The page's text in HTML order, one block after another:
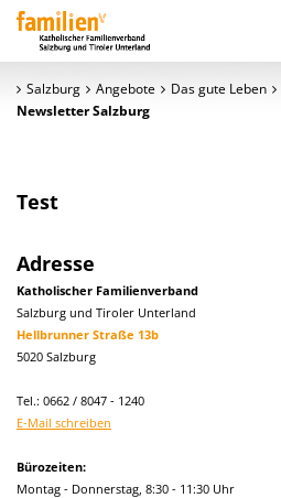
Salzburg Angebote Das gute Leben
Newsletter Salzburg
Test
Adresse
Katholischer Familienverband
Salzburg und Tiroler Unterland
Hellbrunner Straße 13b
5020 Salzburg
Tel.: 0662 / 8047 - 1240
E-Mail schreiben
Bürozeiten:
Montag - Donnerstag, 8:30 - 11:30 Uhr